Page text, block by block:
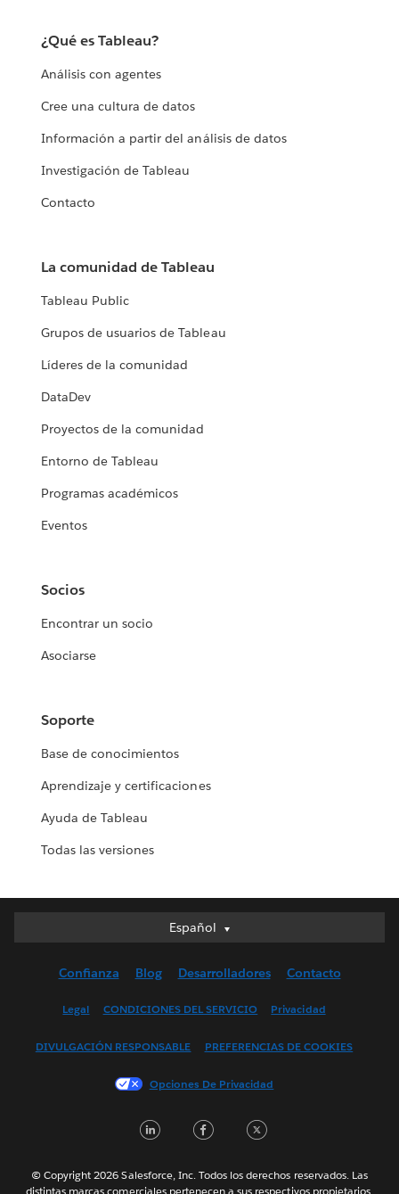
¿Qué es Tableau?
Análisis con agentes
Cree una cultura de datos
Información a partir del análisis de datos
Investigación de Tableau
Contacto
La comunidad de Tableau
Tableau Public
Grupos de usuarios de Tableau
Líderes de la comunidad
DataDev
Proyectos de la comunidad
Entorno de Tableau
Programas académicos
Eventos
Socios
Encontrar un socio
Asociarse
Soporte
Base de conocimientos
Aprendizaje y certificaciones
Ayuda de Tableau
Todas las versiones
Español
Español
English (UK)
Français (France)
한국어
Português
Confianza Blog Desarrolladores Contacto
Legal CONDICIONES DEL SERVICIO Privacidad
DIVULGACIÓN RESPONSABLE PREFERENCIAS DE COOKIES
Opciones De Privacidad
LinkedInFacebook
© Copyright 2026 Salesforce, Inc. Todos los derechos reservados. Las
distintas marcas comerciales pertenecen a sus respectivos propietarios.